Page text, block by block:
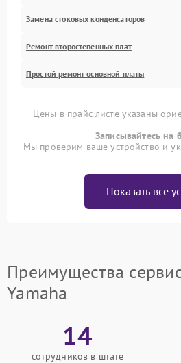
Замена стоковых конденсаторов
Ремонт второстепенных плат
Простой ремонт основной платы
Цены в прайс-листе указаны
Записывайтесь на
Мы проверим ваше устройство и
Показать все
Преимущества
Yamaha
14
сотрудников в штате